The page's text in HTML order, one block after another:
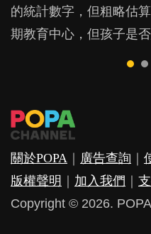
的統計數字，但粗略估
期教育中心，但孩子是
戲方式學習，學術能力
友優勝，到底這課程有
朋友的念頭。但為何爸
覺？...
是在職好。雖說每個家
因素，但原來全職和在
他們放東西入口，隨時
關於POPA 廣告查詢
版權聲明
加入我們
Copyright © 2026.